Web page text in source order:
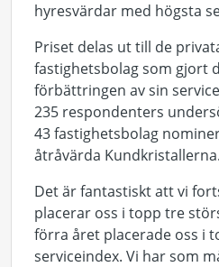
hyresvärdar med högsta
Priset delas ut till de
fastighetsbolag som gjort
förbättringen av sin
235 respondenters
43 fastighetsbolag
åtråvärda Kundkristallerna.
Det är fantastiskt att vi
placerar oss i topp tre
förra året placerade oss i
serviceindex. Vi har som